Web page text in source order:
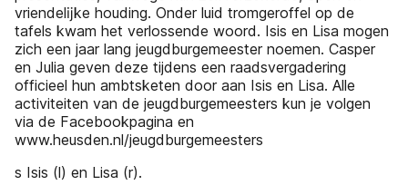
vriendelĳke houding. Onder luid tromgeroffel op de
tafels kwam het verlossende woord. Isis en Lisa mogen
zich een jaar lang jeugdburgemeester noemen. Casper
en Julia geven deze tijdens een raadsvergadering
officieel hun ambtsketen door aan Isis en Lisa. Alle
activiteiten van de jeugdburgemeesters kun je volgen
via de Facebookpagina en
www.heusden.nl/jeugdburgemeesters
s Isis (l) en Lisa (r).